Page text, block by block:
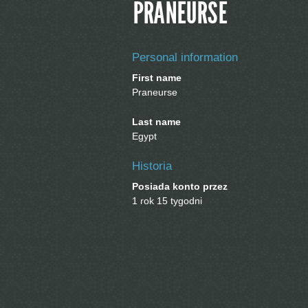
PRANEURSE
Personal information
First name
Praneurse
Last name
Egypt
Historia
Posiada konto przez
1 rok 15 tygodni